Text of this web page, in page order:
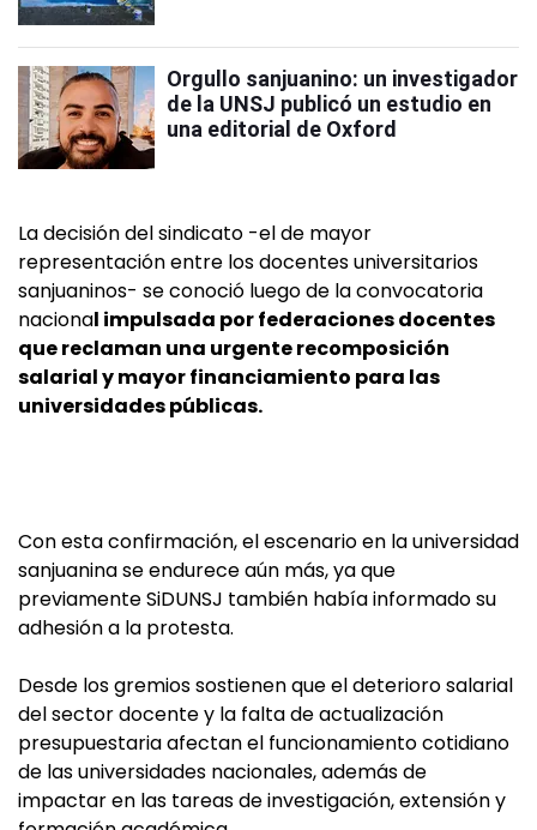
Orgullo sanjuanino: un investigador
de la UNSJ publicó un estudio en
una editorial de Oxford
La decisión del sindicato -el de mayor
representación entre los docentes universitarios
sanjuaninos- se conoció luego de la convocatoria
nacional impulsada por federaciones docentes
que reclaman una urgente recomposición
salarial y mayor financiamiento para las
universidades públicas.
Con esta confirmación, el escenario en la universidad
sanjuanina se endurece aún más, ya que
previamente SiDUNSJ también había informado su
adhesión a la protesta.
Desde los gremios sostienen que el deterioro salarial
del sector docente y la falta de actualización
presupuestaria afectan el funcionamiento cotidiano
de las universidades nacionales, además de
impactar en las tareas de investigación, extensión y